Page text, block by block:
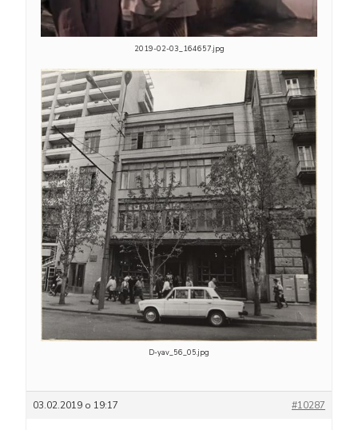
2019-02-03_164657.jpg
D-yav_56_05.jpg
03.02.2019 о 19:17 #10287